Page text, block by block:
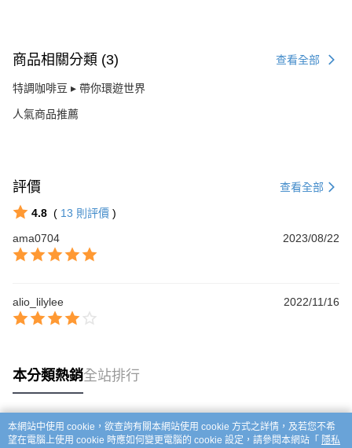
商品相關分類 (3) 查看全部
特調咖啡豆 ▸ 帶你環遊世界
人氣商品推薦
評價 查看全部
4.8 ( 13 則評價 )
ama0704
2023/08/22
alio_lilylee 2022/11/16
本分類熱銷全站排行
熱門標籤
本網站中使用 cookie，欲查詢有關本網站使用 cookie 方式之詳情，及若您不希
望在電腦上使用 cookie 時應如何變更電腦的 cookie 設定，請參閱本網站「 隱私